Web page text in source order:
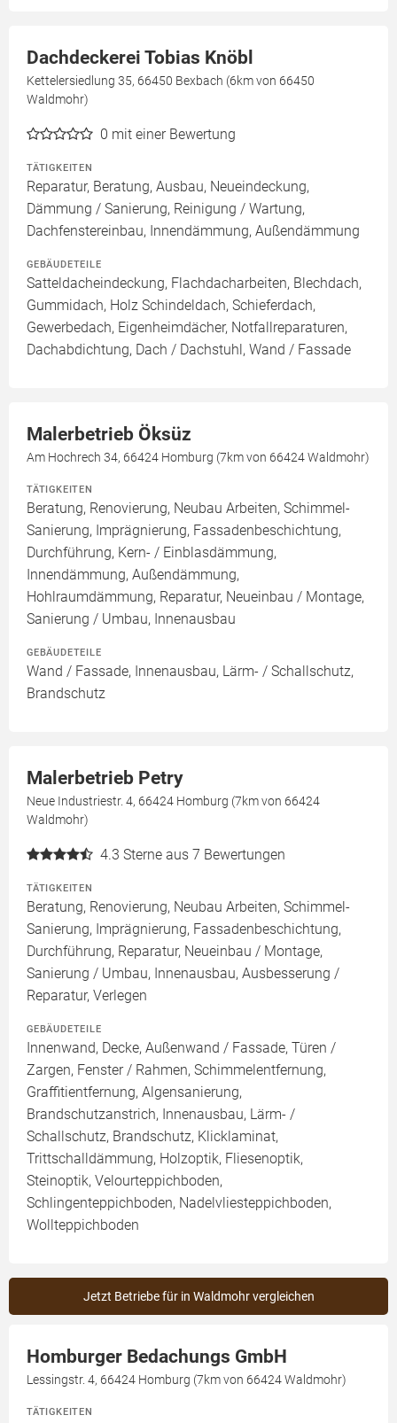
Dachdeckerei Tobias Knöbl
Kettelersiedlung 35, 66450 Bexbach (6km von 66450
Waldmohr)
0 mit einer Bewertung
TÄTIGKEITEN
Reparatur, Beratung, Ausbau, Neueindeckung,
Dämmung / Sanierung, Reinigung / Wartung,
Dachfenstereinbau, Innendämmung, Außendämmung
GEBÄUDETEILE
Satteldacheindeckung, Flachdacharbeiten, Blechdach,
Gummidach, Holz Schindeldach, Schieferdach,
Gewerbedach, Eigenheimdächer, Notfallreparaturen,
Dachabdichtung, Dach / Dachstuhl, Wand / Fassade
Malerbetrieb Öksüz
Am Hochrech 34, 66424 Homburg (7km von 66424 Waldmohr)
TÄTIGKEITEN
Beratung, Renovierung, Neubau Arbeiten, Schimmel-
Sanierung, Imprägnierung, Fassadenbeschichtung,
Durchführung, Kern- / Einblasdämmung,
Innendämmung, Außendämmung,
Hohlraumdämmung, Reparatur, Neueinbau / Montage,
Sanierung / Umbau, Innenausbau
GEBÄUDETEILE
Wand / Fassade, Innenausbau, Lärm- / Schallschutz,
Brandschutz
Malerbetrieb Petry
Neue Industriestr. 4, 66424 Homburg (7km von 66424
Waldmohr)
4.3 Sterne aus 7 Bewertungen
TÄTIGKEITEN
Beratung, Renovierung, Neubau Arbeiten, Schimmel-
Sanierung, Imprägnierung, Fassadenbeschichtung,
Durchführung, Reparatur, Neueinbau / Montage,
Sanierung / Umbau, Innenausbau, Ausbesserung /
Reparatur, Verlegen
GEBÄUDETEILE
Innenwand, Decke, Außenwand / Fassade, Türen /
Zargen, Fenster / Rahmen, Schimmelentfernung,
Graffitientfernung, Algensanierung,
Brandschutzanstrich, Innenausbau, Lärm- /
Schallschutz, Brandschutz, Klicklaminat,
Trittschalldämmung, Holzoptik, Fliesenoptik,
Steinoptik, Velourteppichboden,
Schlingenteppichboden, Nadelvliesteppichboden,
Wollteppichboden
Jetzt Betriebe für in Waldmohr vergleichen
Homburger Bedachungs GmbH
Lessingstr. 4, 66424 Homburg (7km von 66424 Waldmohr)
TÄTIGKEITEN